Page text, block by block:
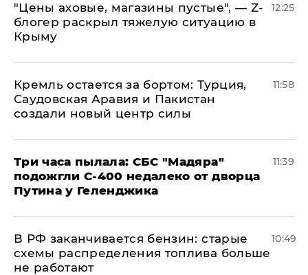
​"Цены аховые, магазины пустые", — Z-
блогер раскрыл тяжелую ситуацию в
Крыму
12:25
​Кремль остается за бортом: Турция,
Саудовская Аравия и Пакистан
создали новый центр силы
11:58
Три часа пылала: СБС "Мадяра"
подожгли С-400 недалеко от дворца
Путина у Геленджика
11:39
​В РФ заканчивается бензин: старые
схемы распределения топлива больше
не работают
10:49